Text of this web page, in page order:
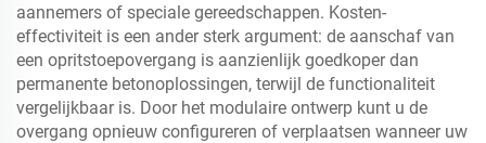
aannemers of speciale gereedschappen. Kosten-
effectiviteit is een ander sterk argument: de aanschaf van
een opritstoepovergang is aanzienlijk goedkoper dan
permanente betonoplossingen, terwijl de functionaliteit
vergelijkbaar is. Door het modulaire ontwerp kunt u de
overgang opnieuw configureren of verplaatsen wanneer uw